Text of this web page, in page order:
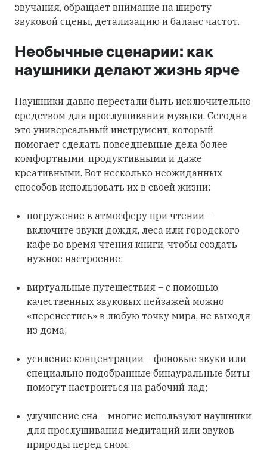
звучания, обращает внимание на широту
звуковой сцены, детализацию и баланс частот.
Необычные сценарии: как
наушники делают жизнь ярче
Наушники давно перестали быть исключительно
средством для прослушивания музыки. Сегодня
это универсальный инструмент, который
помогает сделать повседневные дела более
комфортными, продуктивными и даже
креативными. Вот несколько неожиданных
способов использовать их в своей жизни:
погружение в атмосферу при чтении –
включите звуки дождя, леса или городского
кафе во время чтения книги, чтобы создать
нужное настроение;
виртуальные путешествия – с помощью
качественных звуковых пейзажей можно
«перенестись» в любую точку мира, не выходя
из дома;
усиление концентрации – фоновые звуки или
специально подобранные бинауральные биты
помогут настроиться на рабочий лад;
улучшение сна – многие используют наушники
для прослушивания медитаций или звуков
природы перед сном;